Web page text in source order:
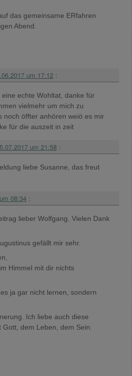
das gemeinsame ERfahren
Abend.
um 17:12 :
echte Wohltat, danke für
vielmehr um mich zu
noch öffter anhören weiö es mir
für die auszeit in zeit
um 21:58 :
liebe Susanne, das freut
08:34 :
lieber Wolfgang. Vielen Dank
gefällt mir sehr.
Himmel mit dir nichts
ja gar nicht lernen, sondern
Ich liebe auch diese
dem Leben, dem Sein.